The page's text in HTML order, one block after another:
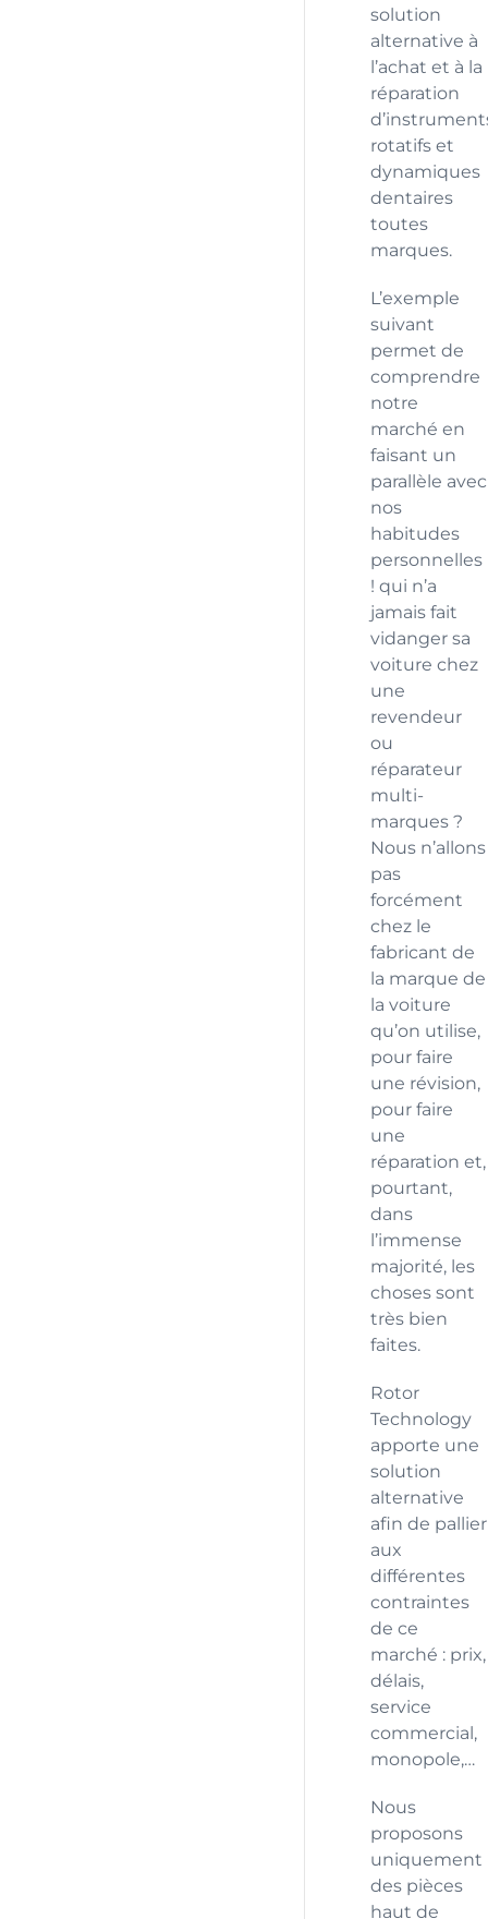
solution
alternative à
l’achat et à la
réparation
rotatifs et
dynamiques
dentaires
toutes
marques.
L’exemple
suivant
permet de
comprendre
notre
marché en
faisant un
parallèle avec
nos
habitudes
personnelles
! qui n’a
jamais fait
vidanger sa
voiture chez
une
revendeur
ou
réparateur
multi-
marques ?
Nous n’allons
pas
forcément
chez le
fabricant de
la marque de
la voiture
qu’on utilise,
pour faire
une révision,
pour faire
une
réparation et,
pourtant,
dans
l’immense
majorité, les
choses sont
très bien
faites.
Rotor
Technology
apporte une
solution
alternative
afin de pallier
aux
différentes
contraintes
de ce
marché : prix,
délais,
service
commercial,
monopole,…
Nous
proposons
uniquement
des pièces
haut de